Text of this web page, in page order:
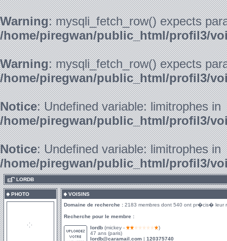
Warning: mysqli_fetch_row() expects
/home/piregwan/public_html/profil3/
Warning: mysqli_fetch_row() expects
/home/piregwan/public_html/profil3/
Notice: Undefined variable: limitrophes in
/home/piregwan/public_html/profil3/
Notice: Undefined variable: limitrophes in
/home/piregwan/public_html/profil3/
LORDB
PHOTO
VOISINS
Domaine de recherche : 2183 membres dont 540 ont pr�cis� leur
Recherche pour le membre :
lordb (mickey -
)
47 ans (paris)
lordb@caramail.com | 120375740